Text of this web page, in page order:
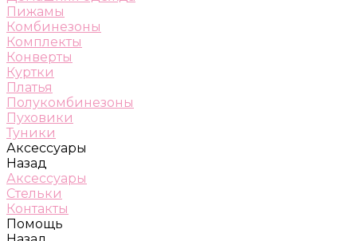
Пижамы
Комбинезоны
Комплекты
Конверты
Куртки
Платья
Полукомбинезоны
Пуховики
Туники
Аксессуары
Назад
Аксессуары
Стельки
Контакты
Помощь